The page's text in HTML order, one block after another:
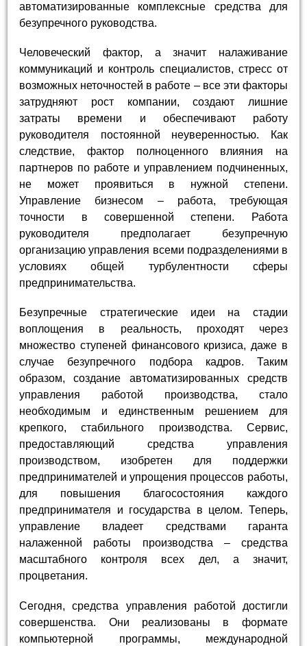
автоматизированные комплексные средства для
безупречного руководства.
Человеческий фактор, а значит налаживание
коммуникаций и контроль специалистов, стресс от
возможных неточностей в работе – все эти факторы
затрудняют рост компании, создают лишние
затраты времени и обеспечивают работу
руководителя постоянной неуверенностью. Как
следствие, фактор полноценного влияния на
партнеров по работе и управлением подчиненных,
не может проявиться в нужной степени.
Управление бизнесом – работа, требующая
точности в совершенной степени. Работа
руководителя предполагает безупречную
организацию управления всеми подразделениями в
условиях общей турбулентности сферы
предпринимательства.
Безупречные стратегические идеи на стадии
воплощения в реальность, проходят через
множество ступеней финансового кризиса, даже в
случае безупречного подбора кадров. Таким
образом, создание автоматизированных средств
управления работой производства, стало
необходимым и единственным решением для
крепкого, стабильного производства. Сервис,
предоставляющий средства управления
производством, изобретен для поддержки
предпринимателей и упрощения процессов работы,
для повышения благосостояния каждого
предпринимателя и государства в целом. Теперь,
управление владеет средствами гаранта
налаженной работы производства – средства
масштабного контроля всех дел, а значит,
процветания.
Сегодня, средства управления работой достигли
совершенства. Они реализованы в формате
компьютерной программы, международной